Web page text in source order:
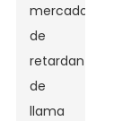
mercado
de
retardantes
de
llama